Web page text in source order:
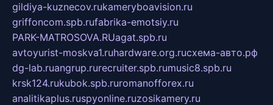
gildiya-kuznecov.rukameryboavision.ru
griffoncom.spb.rufabrika-emotsiy.ru
PARK-MATROSOVA.RUagat.spb.ru
avtoyurist-moskva1.ruhardware.org.ruсхема-авто.рф
dg-lab.ruangrup.rurecruiter.spb.rumusic8.spb.ru
krsk124.rukubok.spb.ruromanofforex.ru
analitikaplus.ruspyonline.ruzosikamery.ru